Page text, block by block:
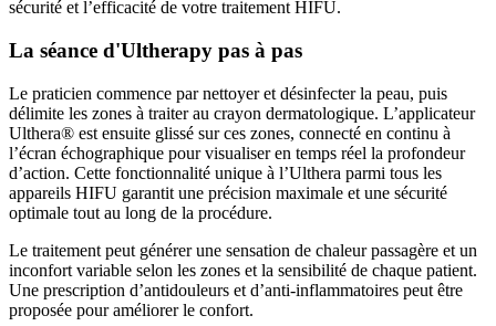
sécurité et l’efficacité de votre traitement HIFU.
La séance d'Ultherapy pas à pas
Le praticien commence par nettoyer et désinfecter la peau, puis
délimite les zones à traiter au crayon dermatologique. L’applicateur
Ulthera® est ensuite glissé sur ces zones, connecté en continu à
l’écran échographique pour visualiser en temps réel la profondeur
d’action. Cette fonctionnalité unique à l’Ulthera parmi tous les
appareils HIFU garantit une précision maximale et une sécurité
optimale tout au long de la procédure.
Le traitement peut générer une sensation de chaleur passagère et un
inconfort variable selon les zones et la sensibilité de chaque patient.
Une prescription d’antidouleurs et d’anti-inflammatoires peut être
proposée pour améliorer le confort.